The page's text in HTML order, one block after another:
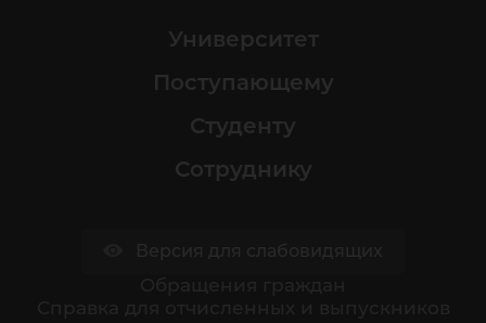
Университет
Поступающему
Студенту
Сотруднику